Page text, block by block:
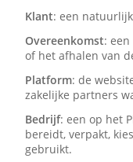
Klant: een
Overeenkomst:
of het afhalen van
Platform: de
zakelijke partners
Bedrijf: een op het
bereidt, verpakt,
gebruikt.